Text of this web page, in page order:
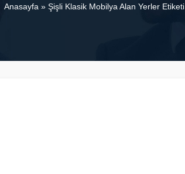
Anasayfa » Şişli Klasik Mobilya Alan Yerler Etiketi